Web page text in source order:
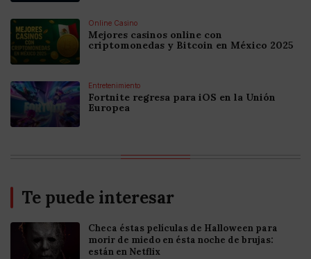
Online Casino
Mejores casinos online con
criptomonedas y Bitcoin en México 2025
Entretenimiento
Fortnite regresa para iOS en la Unión
Europea
Te puede interesar
Checa éstas películas de Halloween para
morir de miedo en ésta noche de brujas:
están en Netflix